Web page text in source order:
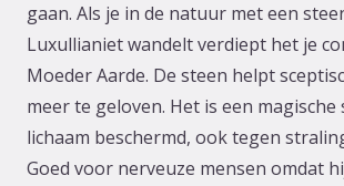
gaan. Als je in de natuur met een
Luxullianiet wandelt verdiept het je
Moeder Aarde. De steen helpt
meer te geloven. Het is een
lichaam beschermd, ook tegen
Goed voor nerveuze mensen omdat